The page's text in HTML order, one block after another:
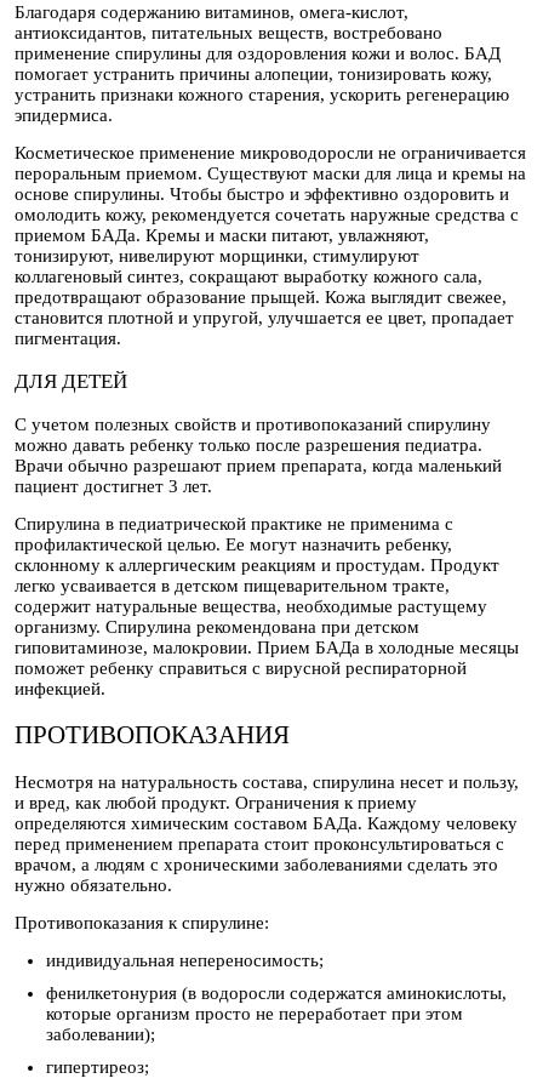
Благодаря содержанию витаминов, омега-кислот,
антиоксидантов, питательных веществ, востребовано
применение спирулины для оздоровления кожи и волос. БАД
помогает устранить причины алопеции, тонизировать кожу,
устранить признаки кожного старения, ускорить регенерацию
эпидермиса.
Косметическое применение микроводоросли не ограничивается
пероральным приемом. Существуют маски для лица и кремы на
основе спирулины. Чтобы быстро и эффективно оздоровить и
омолодить кожу, рекомендуется сочетать наружные средства с
приемом БАДа. Кремы и маски питают, увлажняют,
тонизируют, нивелируют морщинки, стимулируют
коллагеновый синтез, сокращают выработку кожного сала,
предотвращают образование прыщей. Кожа выглядит свежее,
становится плотной и упругой, улучшается ее цвет, пропадает
пигментация.
ДЛЯ ДЕТЕЙ
С учетом полезных свойств и противопоказаний спирулину
можно давать ребенку только после разрешения педиатра.
Врачи обычно разрешают прием препарата, когда маленький
пациент достигнет 3 лет.
Спирулина в педиатрической практике не применима с
профилактической целью. Ее могут назначить ребенку,
склонному к аллергическим реакциям и простудам. Продукт
легко усваивается в детском пищеварительном тракте,
содержит натуральные вещества, необходимые растущему
организму. Спирулина рекомендована при детском
гиповитаминозе, малокровии. Прием БАДа в холодные месяцы
поможет ребенку справиться с вирусной респираторной
инфекцией.
ПРОТИВОПОКАЗАНИЯ
Несмотря на натуральность состава, спирулина несет и пользу,
и вред, как любой продукт. Ограничения к приему
определяются химическим составом БАДа. Каждому человеку
перед применением препарата стоит проконсультироваться с
врачом, а людям с хроническими заболеваниями сделать это
нужно обязательно.
Противопоказания к спирулине:
индивидуальная непереносимость;
фенилкетонурия (в водоросли содержатся аминокислоты,
которые организм просто не переработает при этом
заболевании);
гипертиреоз;